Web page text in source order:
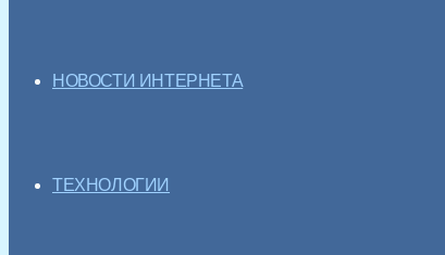
НОВОСТИ ИНТЕРНЕТА
ТЕХНОЛОГИИ